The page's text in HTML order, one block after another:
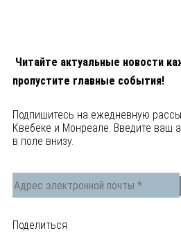
Читайте актуальные новости
пропустите главные события!
Подпишитесь на ежедневную
Квебеке и Монреале. Введите ваш адрес электронной почты
в поле внизу.
Поделиться